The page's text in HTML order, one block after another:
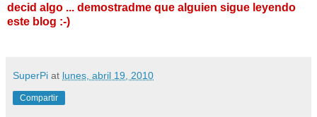
decid algo ... demostradme que alguien sigue leyendo
este blog :-)
SuperPi at lunes, abril 19, 2010
Compartir